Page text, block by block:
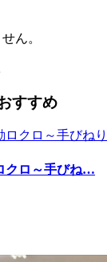
ん。
すすめ
クロ～手びね…